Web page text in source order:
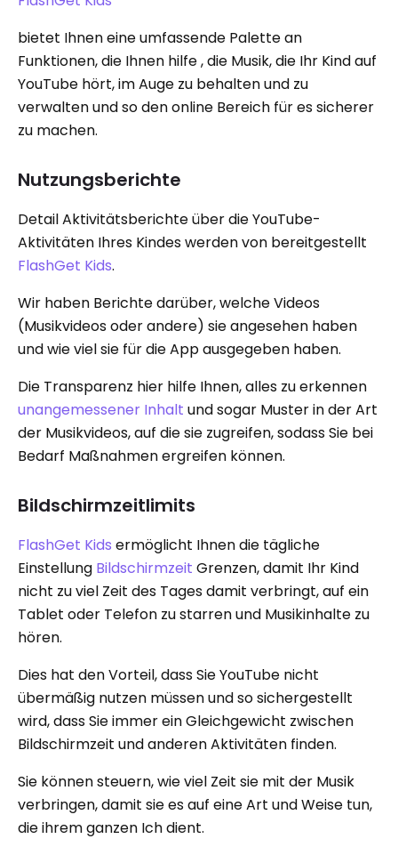
bietet Ihnen eine umfassende Palette an
Funktionen, die Ihnen hilfe , die Musik, die Ihr Kind auf
YouTube hört, im Auge zu behalten und zu
verwalten und so den online Bereich für es sicherer
zu machen.
Nutzungsberichte
Detail Aktivitätsberichte über die YouTube-
Aktivitäten Ihres Kindes werden von bereitgestellt
FlashGet Kids.
Wir haben Berichte darüber, welche Videos
(Musikvideos oder andere) sie angesehen haben
und wie viel sie für die App ausgegeben haben.
Die Transparenz hier hilfe Ihnen, alles zu erkennen
unangemessener Inhalt und sogar Muster in der Art
der Musikvideos, auf die sie zugreifen, sodass Sie bei
Bedarf Maßnahmen ergreifen können.
Bildschirmzeitlimits
FlashGet Kids ermöglicht Ihnen die tägliche
Einstellung Bildschirmzeit Grenzen, damit Ihr Kind
nicht zu viel Zeit des Tages damit verbringt, auf ein
Tablet oder Telefon zu starren und Musikinhalte zu
hören.
Dies hat den Vorteil, dass Sie YouTube nicht
übermäßig nutzen müssen und so sichergestellt
wird, dass Sie immer ein Gleichgewicht zwischen
Bildschirmzeit und anderen Aktivitäten finden.
Sie können steuern, wie viel Zeit sie mit der Musik
verbringen, damit sie es auf eine Art und Weise tun,
die ihrem ganzen Ich dient.